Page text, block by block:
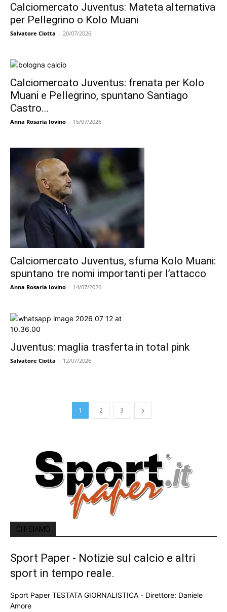
Calciomercato Juventus: Mateta alternativa
per Pellegrino o Kolo Muani
Salvatore Ciotta - 20/07/2026
Calciomercato Juventus: frenata per Kolo
Muani e Pellegrino, spuntano Santiago
Castro...
Anna Rosaria Iovino - 15/07/2026
Calciomercato Juventus, sfuma Kolo Muani:
spuntano tre nomi importanti per l’attacco
Anna Rosaria Iovino - 14/07/2026
Juventus: maglia trasferta in total pink
Salvatore Ciotta - 12/07/2026
1 2 3
CHI SIAMO
Sport Paper - Notizie sul calcio e altri
sport in tempo reale.
Sport Paper TESTATA GIORNALISTICA - Direttore: Daniele
Amore